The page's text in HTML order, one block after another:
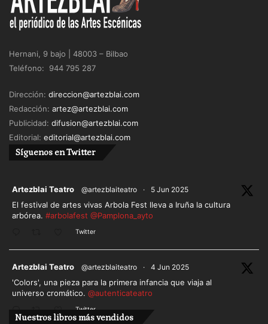
Hernani, 9 bajo | 48003 – Bilbao
Teléfono: 944 795 287
Dirección: direccion@artezblai.com
Redacción: artez@artezblai.com
Publicidad: difusion@artezblai.com
Editorial: editorial@artezblai.com
Síguenos en Twitter
Artezblai Teatro @artezblaiteatro · 5 Jun 2025
El festival de artes vivas Arbola Fest lleva a Iruña la cultura
arbórea. #arbolafest @Pamplona_ayto
Twitter
Artezblai Teatro @artezblaiteatro · 4 Jun 2025
'Colors', una pieza para la primera infancia que viaja al
universo cromático. @autenticateatro
Twitter
Nuestros libros más vendidos